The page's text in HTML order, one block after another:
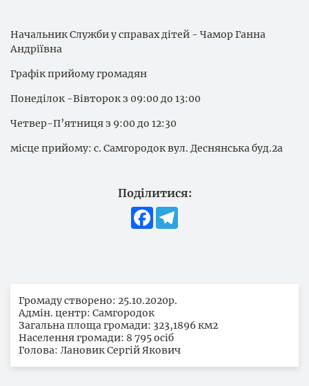
Начальник Служби у справах дітей - Чамор Ганна
Андріївна
Графік прийому громадян
Понеділок -Вівторок з 09:00 до 13:00
Четвер-П’ятниця з 9:00 до 12:30
місце прийому: с. Самгородок вул. Деснянська буд.2а
Поділитися:
Facebook
Громаду створено: 25.10.2020р.
Адмін. центр: Самгородок
Загальна площа громади: 323,1896 км2
Населення громади: 8 795 осіб
Голова: Лановик Сергій Якович